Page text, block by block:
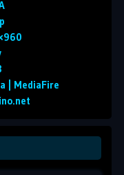
| MediaFire